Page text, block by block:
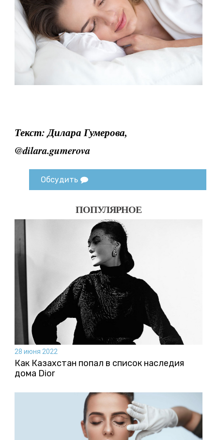
Текст:Дилара Гумерова,
@dilara.gumerova
Обсудить
ПОПУЛЯРНОЕ
28 июня 2022
Как Казахстан попал в список наследия
дома Dior